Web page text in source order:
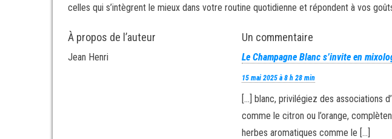
celles qui s’intègrent le mieux dans votre routine quotidienne et répondent à vos
À propos de l’auteur
Jean Henri
Un commentaire
Le Champagne Blanc s’invite en
15 mai 2025 à 8 h 28 min
[…] blanc, privilégiez des associations
comme le citron ou l’orange,
herbes aromatiques comme le […]